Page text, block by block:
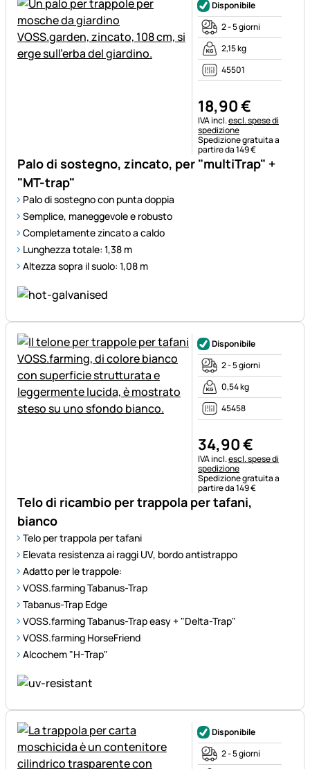
Palo di sostegno, zincato, per "multiTrap" +
"MT-trap"
Palo di sostegno con punta doppia
Semplice, maneggevole e robusto
Completamente zincato a caldo
Lunghezza totale: 1,38 m
Altezza sopra il suolo: 1,08 m
Disponibile
2 - 5 giorni
2,15 kg
45501
18,90€
Informazioni fiscali:
IVA incl.escl. spese di
spedizione
Spedizione gratuita a
partire da 149 €
Telo di ricambio per trappola per tafani,
bianco
Telo per trappola per tafani
Elevata resistenza ai raggi UV, bordo antistrappo
Adatto per le trappole:
VOSS.farming Tabanus-Trap
Tabanus-Trap Edge
VOSS.farming Tabanus-Trap easy + "Delta-Trap"
VOSS.farming HorseFriend
Alcochem "H-Trap"
Disponibile
2 - 5 giorni
0,54 kg
45458
34,90€
Informazioni fiscali:
IVA incl.escl. spese di
spedizione
Spedizione gratuita a
partire da 149 €
Disponibile
2 - 5 giorni